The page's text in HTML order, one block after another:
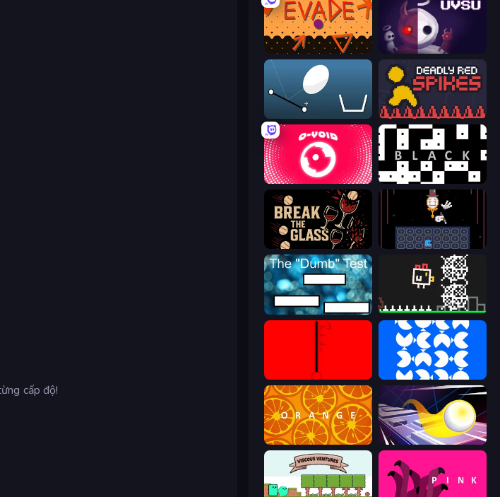
cấp độ!
Evade UVSU
Bouncy Egg Deadly Red Spikes
O-VOID black
Break the Glass Just One Boss
The Dumb Test Chicken and Bee
blue
orange Leap and Avoid 2